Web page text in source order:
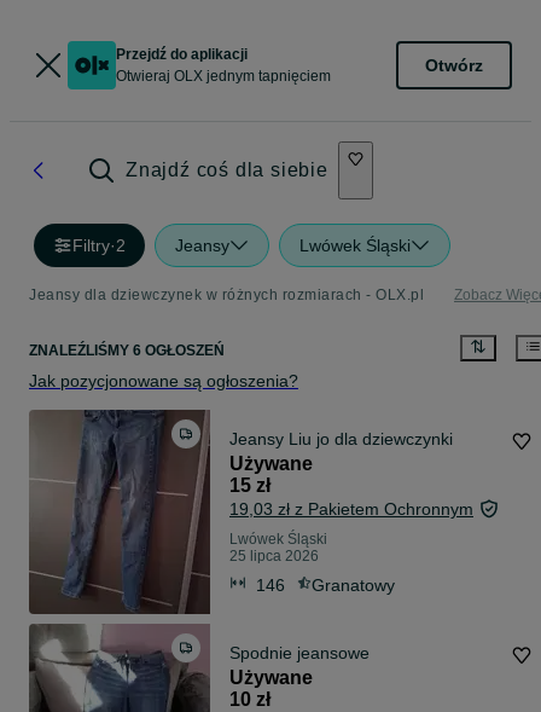
Przejdź do aplikacji
Otwieraj OLX jednym tapnięciem
Otwórz
Znajdź coś dla siebie
Filtry·2 Jeansy Lwówek Śląski
Jeansy dla dziewczynek w różnych rozmiarach - OLX.pl Zobacz
ZNALEŹLIŚMY 6 OGŁOSZEŃ
Jak pozycjonowane są ogłoszenia?
Jeansy Liu jo dla dziewczynki
Używane
15 zł
19,03 zł z Pakietem Ochronnym
Lwówek Śląski
25 lipca 2026
146 Granatowy
Spodnie jeansowe
Używane
10 zł